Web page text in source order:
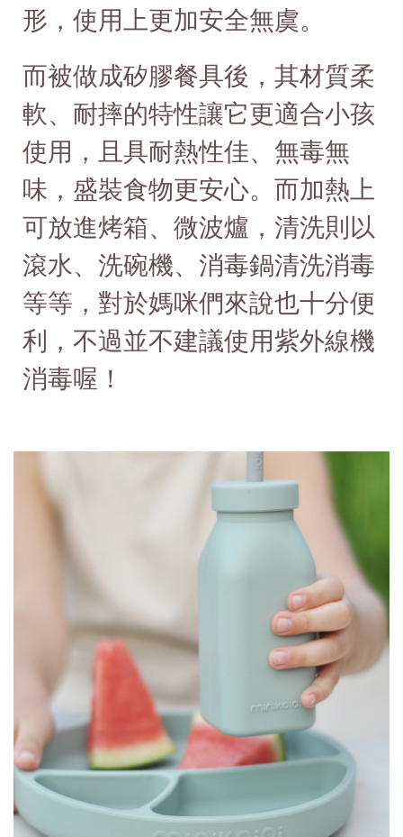
形，使用上更加安全無虞。
而被做成矽膠餐具後，其材質柔
軟、耐摔的特性讓它更適合小孩
使用，且具耐熱性佳、無毒無
味，盛裝食物更安心。而加熱上
可放進烤箱、微波爐，清洗則以
滾水、洗碗機、消毒鍋清洗消毒
等等，對於媽咪們來說也十分便
利，不過並不建議使用紫外線機
消毒喔！